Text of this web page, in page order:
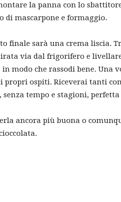
la panna con lo
di mascarpone e formaggio.
finale sarà una crema liscia.
via dal frigorifero e
in modo che rassodi bene. Una
propri ospiti. Riceverai tanti
senza tempo e stagioni, perfetta
ancora più buona o